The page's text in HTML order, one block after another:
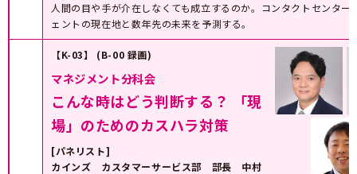
人間の目や手が介在しなくても成立するのか。コンタクトセンター
ェントの現在地と数年先の未来を予測する。
【K-03】 (B-00 録画)
マネジメント分科会
こんな時はどう判断する？ 「現
場」のためのカスハラ対策
[パネリスト]
カインズ カスタマーサービス部 部長 中村